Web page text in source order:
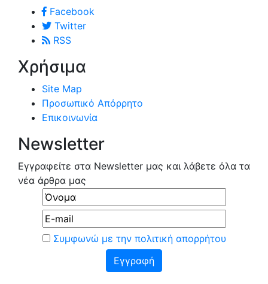
Facebook
Twitter
RSS
Χρήσιμα
Site Map
Προσωπικό Απόρρητο
Επικοινωνία
Newsletter
Εγγραφείτε στα Newsletter μας και λάβετε όλα τα
νέα άρθρα μας
Συμφωνώ με την πολιτική απορρήτου